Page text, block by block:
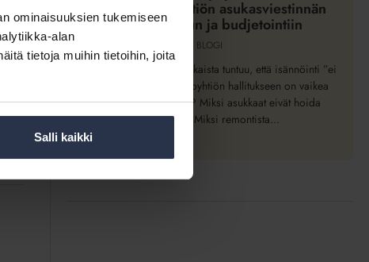
ominaisuuksien tukemiseen
alan
tietoja muihin tietoihin, joita
Salli kaikki
taloyhtiön
suunnitteluun
Vinkkejä taloyhtiön asukasviestinnän
suunnitteluun ja budjetointiin
BLOGI
Miksi asukkaista ja osakkaista tuntuu, että isännöinti ”ei
tee mitään”? Miksi taloyhtiön hallitukseen on vaikea
löytää uusia jäseniä? Miksi asukkaat eivät hoida
vastuitaan? Miksi remontista...